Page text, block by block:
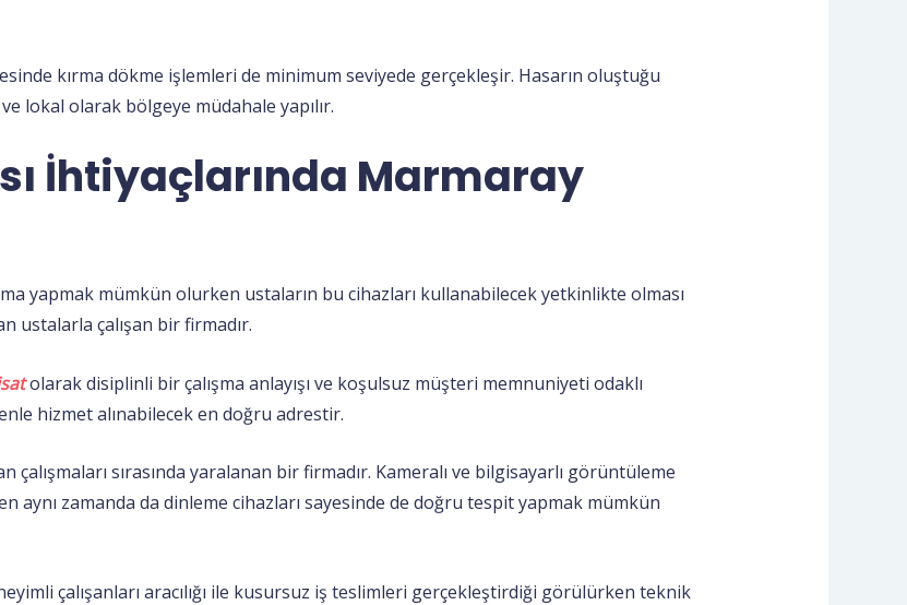
kırma dökme işlemleri de minimum seviyede gerçekleşir. Hasarın oluştuğu
lokal olarak bölgeye müdahale yapılır.
İhtiyaçlarında Marmaray
yapmak mümkün olurken ustaların bu cihazları kullanabilecek yetkinlikte olması
ustalarla çalışan bir firmadır.
olarak disiplinli bir çalışma anlayışı ve koşulsuz müşteri memnuniyeti odaklı
hizmet alınabilecek en doğru adrestir.
sırasında yaralanan bir firmadır. Kameralı ve bilgisayarlı görüntüleme
aynı zamanda da dinleme cihazları sayesinde de doğru tespit yapmak mümkün
çalışanları aracılığı ile kusursuz iş teslimleri gerçekleştirdiği görülürken teknik